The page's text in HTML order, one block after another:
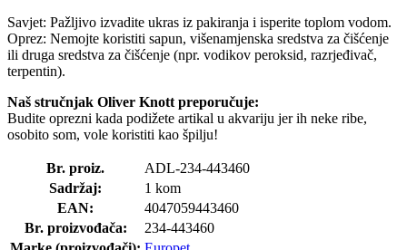
Savjet: Pažljivo izvadite ukras iz pakiranja i isperite toplom vodom.
Oprez: Nemojte koristiti sapun, višenamjenska sredstva za čišćenje
ili druga sredstva za čišćenje (npr. vodikov peroksid, razrjeđivač,
terpentin).
Naš stručnjak Oliver Knott preporučuje:
Budite oprezni kada podižete artikal u akvariju jer ih neke ribe,
osobito som, vole koristiti kao špilju!
Br. proiz.
ADL-234-443460
Sadržaj:
1 kom
EAN:
4047059443460
Br. proizvođača:
234-443460